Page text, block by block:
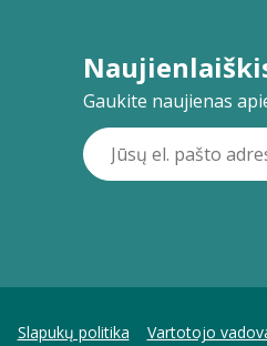
Gaukite naujienas
Slapukų politika Vartotojo